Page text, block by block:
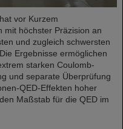
vor Kurzem
mit höchster Präzision an
und zugleich schwersten
Ergebnisse ermöglichen
starken Coulomb-
und separate Überprüfung
QED-Effekten hoher
Maßstab für die QED im